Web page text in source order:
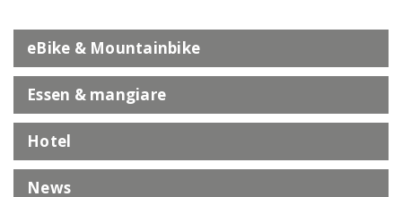
eBike & Mountainbike
Essen & mangiare
Hotel
News